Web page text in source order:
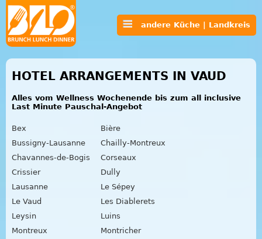
andere Küche | Landkreis
HOTEL ARRANGEMENTS IN VAUD
Alles vom Wellness Wochenende bis zum all inclusive
Last Minute Pauschal-Angebot
Bex
Bière
Bussigny-Lausanne
Chailly-Montreux
Chavannes-de-Bogis
Corseaux
Crissier
Dully
Lausanne
Le Sépey
Le Vaud
Les Diablerets
Leysin
Luins
Montreux
Montricher